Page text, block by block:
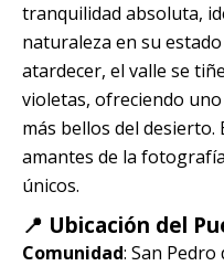
tranquilidad absoluta,
naturaleza en su
atardecer, el valle se
violetas, ofreciendo
más bellos del
amantes de la
únicos.
📍 Ubicación del
Comunidad: San Pedro